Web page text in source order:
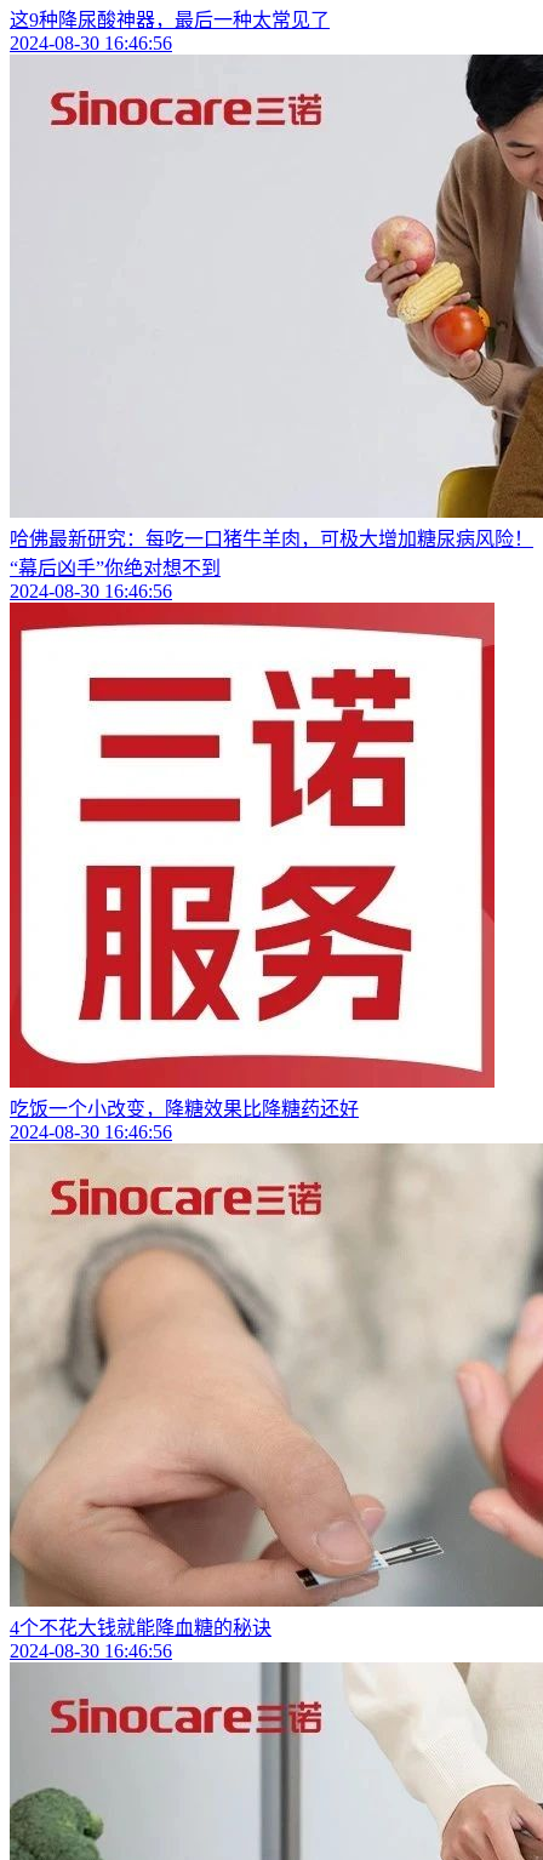
这9种降尿酸神器，最后一种太常见了
2024-08-30 16:46:56
哈佛最新研究：每吃一口猪牛羊肉，可极大增加糖尿病风险！
“幕后凶手”你绝对想不到
2024-08-30 16:46:56
吃饭一个小改变，降糖效果比降糖药还好
2024-08-30 16:46:56
4个不花大钱就能降血糖的秘诀
2024-08-30 16:46:56